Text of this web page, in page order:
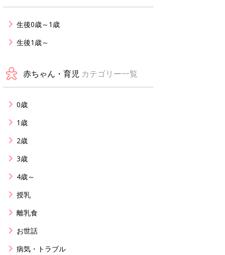
生後0歳～1歳
生後1歳～
赤ちゃん・育児 カテゴリー一覧
0歳
1歳
2歳
3歳
4歳～
授乳
離乳食
お世話
病気・トラブル